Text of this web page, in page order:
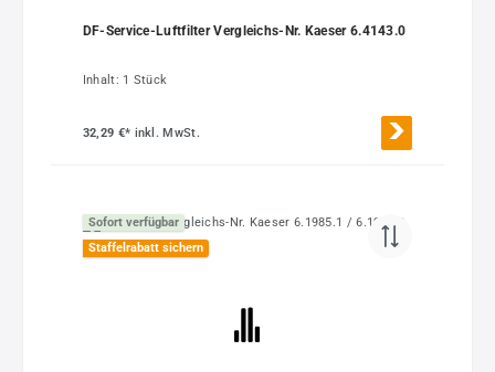
DF-Service-Luftfilter Vergleichs-Nr. Kaeser 6.4143.0
Inhalt: 1 Stück
32,29 €* inkl. MwSt.
Sofort verfügbar
Staffelrabatt sichern